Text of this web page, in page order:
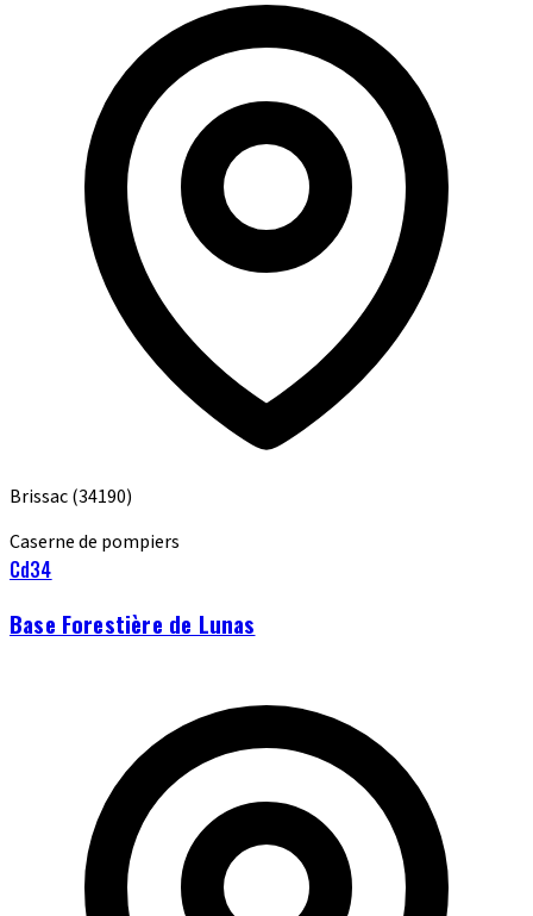
Brissac(34190)
Caserne de pompiers
Cd34
Base Forestière de Lunas